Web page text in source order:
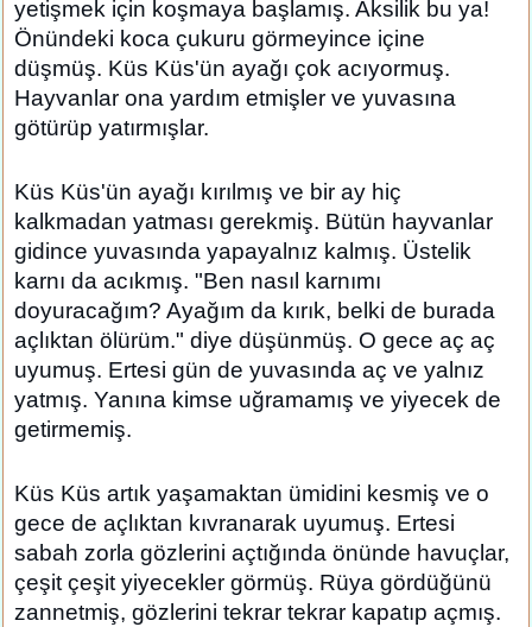
yetişmek için koşmaya başlamış. Aksilik bu ya!
Önündeki koca çukuru görmeyince içine
düşmüş. Küs Küs'ün ayağı çok acıyormuş.
Hayvanlar ona yardım etmişler ve yuvasına
götürüp yatırmışlar.
Küs Küs'ün ayağı kırılmış ve bir ay hiç
kalkmadan yatması gerekmiş. Bütün hayvanlar
gidince yuvasında yapayalnız kalmış. Üstelik
karnı da acıkmış. "Ben nasıl karnımı
doyuracağım? Ayağım da kırık, belki de burada
açlıktan ölürüm." diye düşünmüş. O gece aç aç
uyumuş. Ertesi gün de yuvasında aç ve yalnız
yatmış. Yanına kimse uğramamış ve yiyecek de
getirmemiş.
Küs Küs artık yaşamaktan ümidini kesmiş ve o
gece de açlıktan kıvranarak uyumuş. Ertesi
sabah zorla gözlerini açtığında önünde havuçlar,
çeşit çeşit yiyecekler görmüş. Rüya gördüğünü
zannetmiş, gözlerini tekrar tekrar kapatıp açmış.